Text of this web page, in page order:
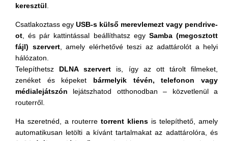
keresztül
Csatlakoztass egy USB-s külső merevlemezt vagy pendrive-
ot , és pár kattintással beállíthatsz egy Samba (megosztott
fájl) szervert, amely elérhetővé teszi az adattárolót a helyi
hálózaton.
Telepíthetsz DLNA szervert is, így az ott tárolt filmeket,
zenéket és képeket bármelyik tévén, telefonon vagy
médialejátszón lejátszhatod otthonodban – közvetlenül a
routerről.
Ha szeretnéd, a routerre torrent kliens is telepíthető, amely
automatikusan letölti a kívánt tartalmakat az adattárolóra, és